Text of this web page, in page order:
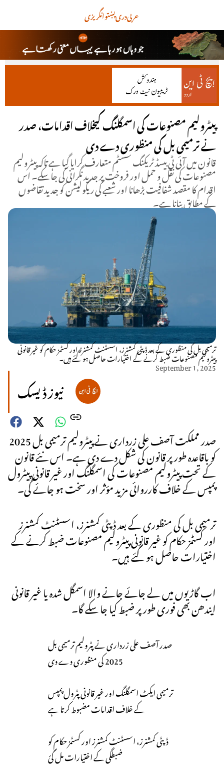
انگریزیپښتودریعربی
پیٹرولیم مصنوعات کی اسمگلنگ کیخلاف اقدامات، صدر
نے ترمیمی بل کی منظوری دے دی
قانون میں آئی ٹی بیسڈ ٹریکنگ سسٹم متعارف کرایا گیا ہے تاکہ پیٹرولیم
مصنوعات کی نقل و حمل اور فروخت پر جدید نگرانی کی جا سکے۔ اس
اقدام کا مقصد شفافیت بڑھانا اور شعبے کی ریگولیشن کو جدید تقاضوں
کے مطابق بنانا ہے۔
ترمیمی بل کی منظوری کے بعد ڈپٹی کمشنرز، اسسٹنٹ کمشنرز اور کسٹمز حکام کو غیر قانونی
پیٹرولیم مصنوعات ضبط کرنے کے اختیارات حاصل ہو گئے ہیں۔
September 1, 2025
نیوز ڈیسک
صدر مملکت آصف علی زرداری نے پیٹرولیم ترمیمی بل 2025
کو باقاعدہ طور پر قانون کی شکل دے دی ہے۔ اس نئے قانون
کے تحت پیٹرولیم مصنوعات کی اسمگلنگ اور غیر قانونی پیٹرول
پمپس کے خلاف کارروائی مزید مؤثر اور سخت ہو جائے گی۔
ترمیمی بل کی منظوری کے بعد ڈپٹی کمشنرز، اسسٹنٹ کمشنرز
اور کسٹمز حکام کو غیر قانونی پیٹرولیم مصنوعات ضبط کرنے کے
اختیارات حاصل ہو گئے ہیں۔
اب گاڑیوں میں لے جائے جانے والا اسمگل شدہ یا غیر قانونی
ایندھن بھی فوری طور پر ضبط کیا جا سکے گا۔
صدر آصف علی زرداری نے پٹرولیم ترمیمی بل
2025 کی منظوری دے دی
ترمیمی ایکٹ اسمگلنگ اور غیر قانونی پٹرول پمپس
کے خلاف اقدامات مضبوط کرتا ہے
ڈپٹی کمشنرز، اسسٹنٹ کمشنرز اور کسٹمز حکام کو
ضبطگی کے اختیارات مل گئ